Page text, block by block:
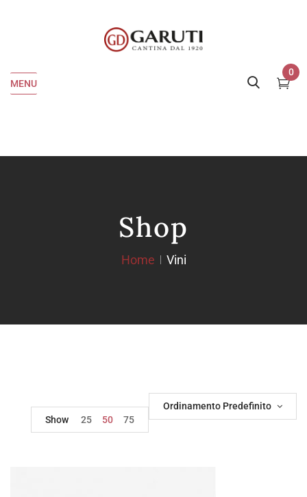
MENU
0
Shop
Home Vini
Ordinamento Predefinito
Show
25 50 75